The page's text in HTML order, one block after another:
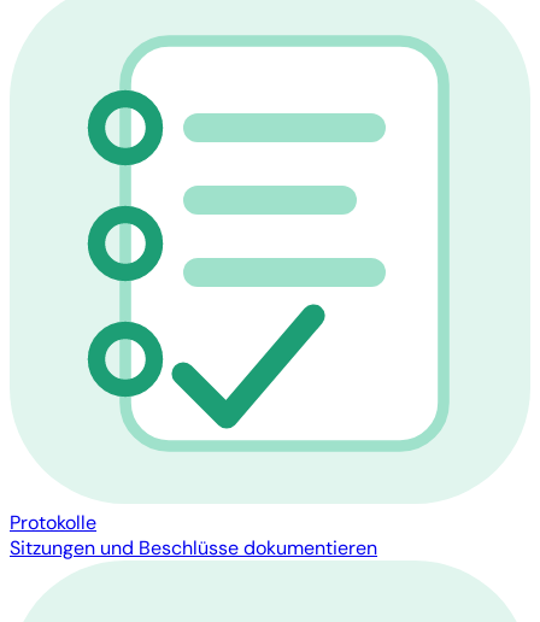
Protokolle
Sitzungen und Beschlüsse dokumentieren